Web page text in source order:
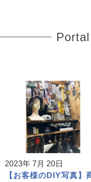
2023年 7月 20日
【お客様のDIY写真】